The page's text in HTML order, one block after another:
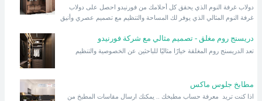
غرفة النوم المثالي الذي يوفر لك المساحة والتنظيم مع تصميم عصري وأنيق
دريسنج روم مغلق - تصميم مثالي مع شركة فورنيدو
تعد الدريسنج روم المغلقة خيارًا مثاليًا للباحثين عن الخصوصية والتنظيم
مطابخ جلوس ماكس
اذا كنت تريد معرفة حساب مطبخك .. يمكنك ارسال مقاسات المطبخ من